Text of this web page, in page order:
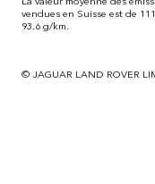
vendues en Suisse est de
93.6 g/km.
© JAGUAR LAND ROVER